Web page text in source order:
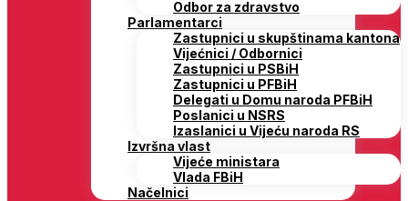
Odbor za zdravstvo
Parlamentarci
Zastupnici u skupštinama kantona
Vijećnici / Odbornici
Zastupnici u PSBiH
Zastupnici u PFBiH
Delegati u Domu naroda PFBiH
Poslanici u NSRS
Izaslanici u Vijeću naroda RS
Izvršna vlast
Vijeće ministara
Vlada FBiH
Načelnici